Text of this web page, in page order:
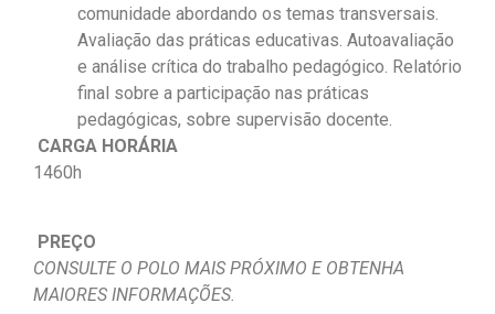
comunidade abordando os temas transversais.
Avaliação das práticas educativas. Autoavaliação
e análise crítica do trabalho pedagógico. Relatório
final sobre a participação nas práticas
pedagógicas, sobre supervisão docente.
CARGA HORÁRIA
1460h
PREÇO
CONSULTE O POLO MAIS PRÓXIMO E OBTENHA
MAIORES INFORMAÇÕES.